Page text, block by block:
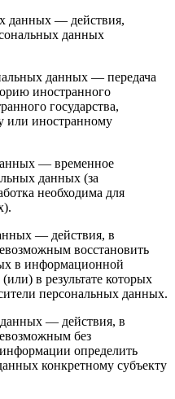
данных — действия,
данных
данных — передача
иностранного
государства,
или иностранному
— временное
данных (за
необходима для
— действия, в
восстановить
в информационной
в результате которых
персональных данных.
— действия, в
без
определить
конкретному субъекту